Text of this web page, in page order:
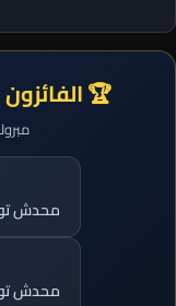
🏆
محدش
محدش